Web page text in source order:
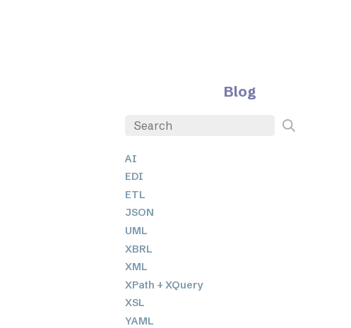
Blog
AI
EDI
ETL
JSON
UML
XBRL
XML
XPath + XQuery
XSL
YAML